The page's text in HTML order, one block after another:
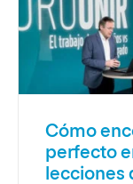
Cómo
perfecto
lecciones